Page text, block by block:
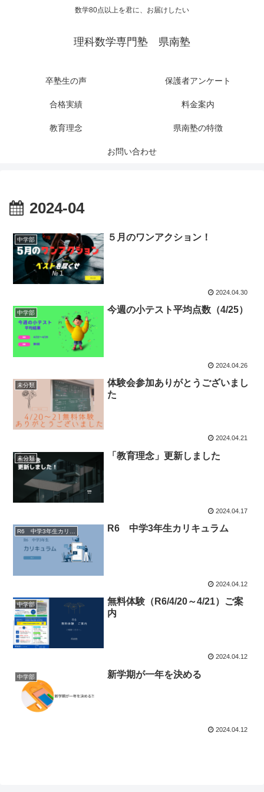
数学80点以上を君に、お届けしたい
理科数学専門塾 県南塾
卒塾生の声 保護者アンケート
合格実績 料金案内
教育理念 県南塾の特徴
お問い合わせ
2024-04
中学部 ５月のワンアクション！
2024.04.30
中学部 今週の小テスト平均点数（4/25）
2024.04.26
未分類
体験会参加ありがとうございまし
た
2024.04.21
未分類 「教育理念」更新しました
2024.04.17
R6 中学3年生カリキュラム
2024.04.12
中学部
無料体験（R6/4/20～4/21）ご案
内
2024.04.12
中学部 新学期が一年を決める
2024.04.12